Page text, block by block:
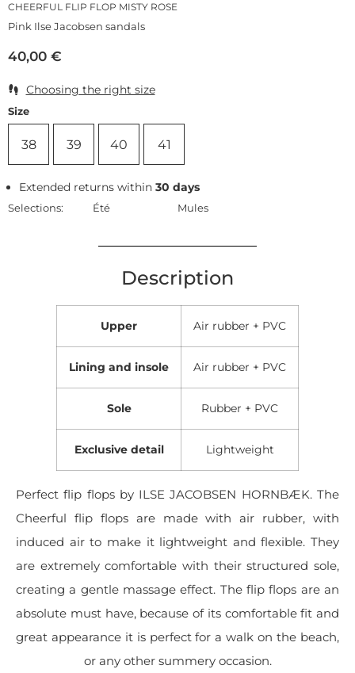
CHEERFUL FLIP FLOP MISTY ROSE
Pink Ilse Jacobsen sandals
40,00 €
Choosing the right size
Size
38 39 40 41
Extended returns within30 days
Selections: Été Mules
Description
Upper Air rubber + PVC
Lining and insole Air rubber + PVC
Sole Rubber + PVC
Exclusive detail Lightweight
Perfect flip flops by ILSE JACOBSEN HORNBÆK. The
Cheerful flip flops are made with air rubber, with
induced air to make it lightweight and flexible. They
are extremely comfortable with their structured sole,
creating a gentle massage effect. The flip flops are an
absolute must have, because of its comfortable fit and
great appearance it is perfect for a walk on the beach,
or any other summery occasion.